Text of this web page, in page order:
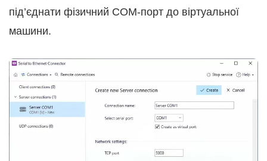
під’єднати фізичний COM-порт до віртуальної
машини.